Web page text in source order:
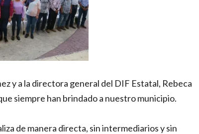
y a la directora general del DIF Estatal, Rebeca
siempre han brindado a nuestro municipio.
de manera directa, sin intermediarios y sin